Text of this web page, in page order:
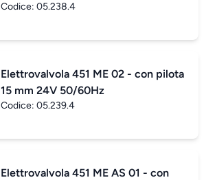
Codice: 05.238.4
Elettrovalvola 451 ME 02 - con pilota
15 mm 24V 50/60Hz
Codice: 05.239.4
Elettrovalvola 451 ME AS 01 - con